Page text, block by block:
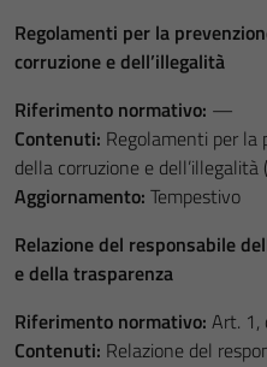
Regolamenti per la
corruzione e dell’illegalità
Riferimento normativo: —
Contenuti: Regolamenti per la
della corruzione e
Aggiornamento: Tempestivo
Relazione del responsabile
e della trasparenza
Riferimento normativo: Art. 1,
Contenuti: Relazione del